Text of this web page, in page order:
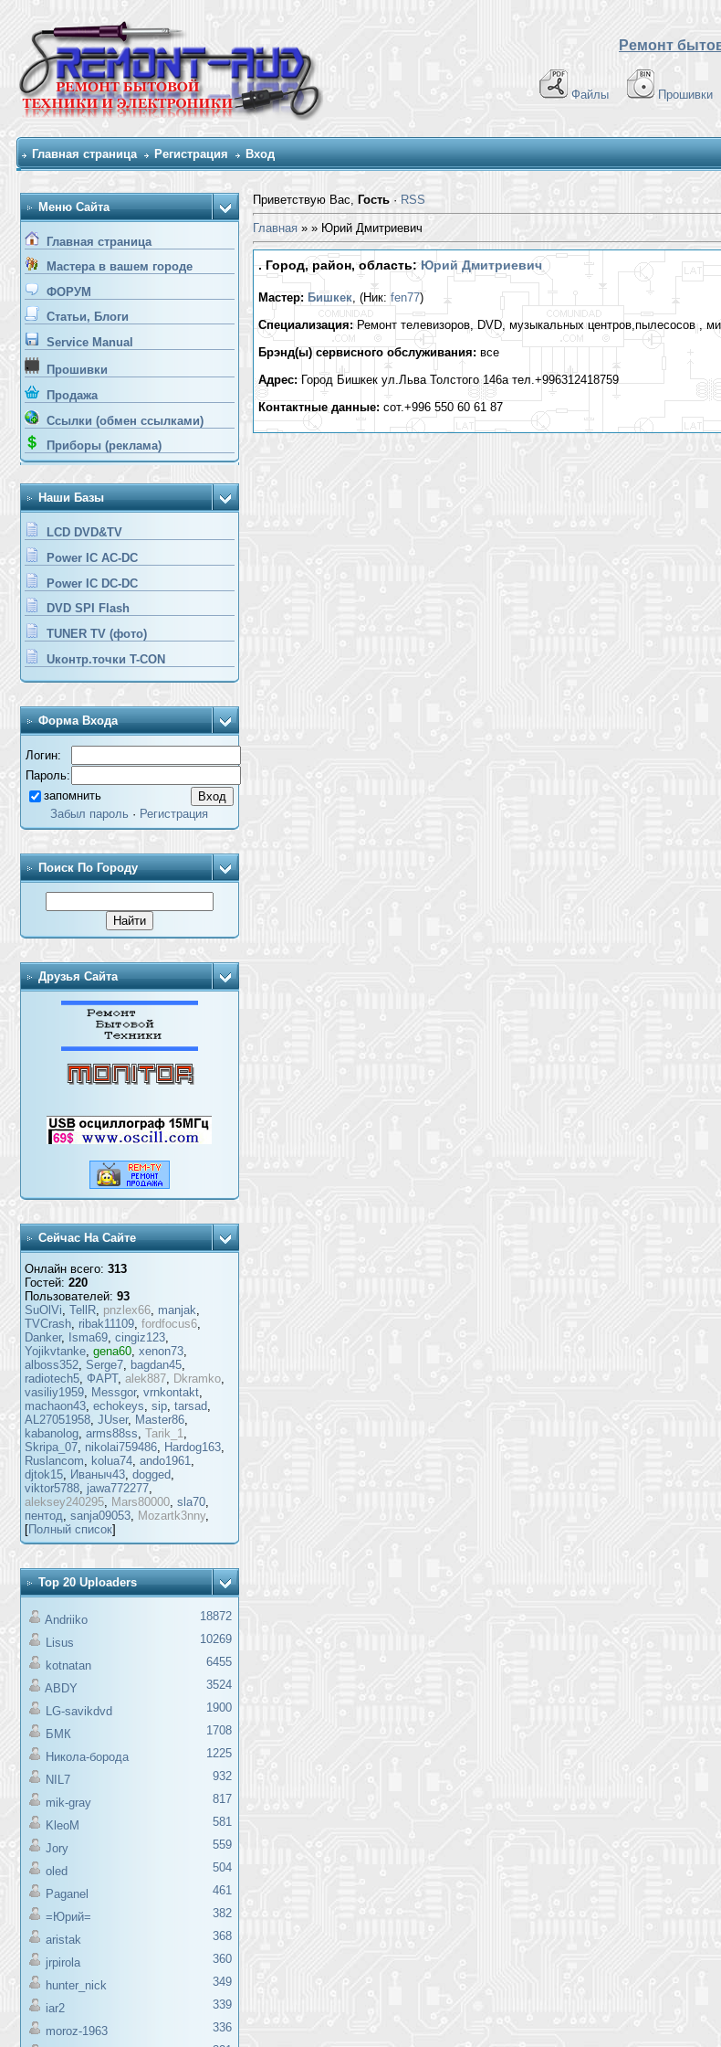
Ремонт
Файлы Прошивки
Главная страница Регистрация Вход
Меню Сайта
Главная страница
Мастера в вашем городе
ФОРУМ
Статьи, Блоги
Service Manual
Прошивки
Продажа
Ссылки (обмен ссылками)
Приборы (реклама)
Наши Базы
LCD DVD&TV
Power IC AC-DC
Power IC DC-DC
DVD SPI Flash
TUNER TV (фото)
Uконтр.точки T-CON
Форма Входа
Логин:
Пароль:
запомнить
Забыл пароль · Регистрация
Поиск По Городу
Друзья Сайта
Сейчас На Сайте
Онлайн всего: 313
Гостей: 220
Пользователей: 93
SuOlVi, TellR, pnzlex66, manjak,
TVCrash, ribak11109, fordfocus6,
Danker, Isma69, cingiz123,
Yojikvtanke, gena60, xenon73,
alboss352, Serge7, bagdan45,
radiotech5, ФАРТ, alek887, Dkramko,
vasiliy1959, Messgor, vrnkontakt,
machaon43, echokeys, sip, tarsad,
AL27051958, JUser, Master86,
kabanolog, arms88ss, Tarik_1,
Skripa_07, nikolai759486, Hardog163,
Ruslancom, kolua74, ando1961,
djtok15, Иваныч43, dogged,
viktor5788, jawa772277,
aleksey240295, Mars80000, sla70,
пентод, sanja09053, Mozartk3nny,
[Полный список]
Top 20 Uploaders
Andriiko
18872
Lisus
10269
kotnatan
6455
ABDY
3524
LG-savikdvd
1900
БМК
1708
Никола-борода
1225
NIL7
932
mik-gray
817
KleoM
581
Jory
559
oled
504
Paganel
461
=Юрий=
382
aristak
368
jrpirola
360
hunter_nick
349
iar2
339
moroz-1963
336
Приветствую Вас, Гость· RSS
Главная» » Юрий Дмитриевич
. Город, район, область:Юрий Дмитриевич
Мастер: Бишкек, (Ник: fen77)
Специализация:Ремонт телевизоров, DVD, музыкальных центров,пылесосов ,
Брэнд(ы) сервисного обслуживания: все
Адрес:Город Бишкек ул.Льва Толстого 146а тел.+996312418759
Контактные данные: сот.+996 550 60 61 87